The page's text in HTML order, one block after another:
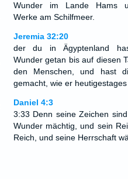
Wunder im Lande Hams
Werke am Schilfmeer.
Jeremia 32:20
der du in Ägyptenland
Wunder getan bis auf diesen
den Menschen, und hast
gemacht, wie er heutigestages
Daniel 4:3
3:33 Denn seine Zeichen
Wunder mächtig, und sein
Reich, und seine Herrschaft